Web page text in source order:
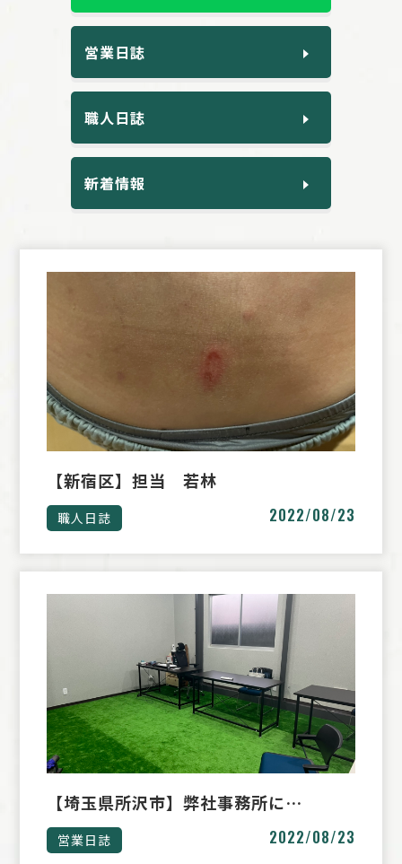
営業日誌
職人日誌
新着情報
【新宿区】担当 若林
職人日誌 2022/08/23
【埼玉県所沢市】弊社事務所に…
営業日誌 2022/08/23